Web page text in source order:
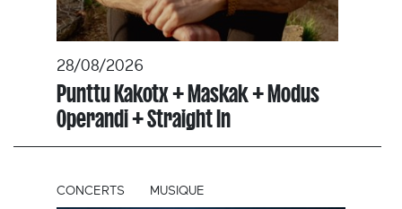
28/08/2026
Punttu Kakotx + Maskak + Modus
Operandi + Straight In
CONCERTS MUSIQUE